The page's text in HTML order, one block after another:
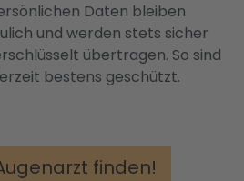
Daten bleiben
und werden stets sicher
übertragen. So sind
bestens geschützt.
finden!